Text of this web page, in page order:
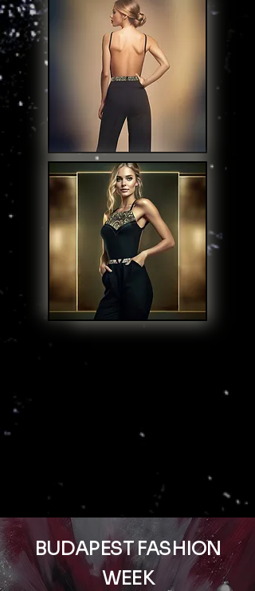
BUDAPEST FASHION
WEEK